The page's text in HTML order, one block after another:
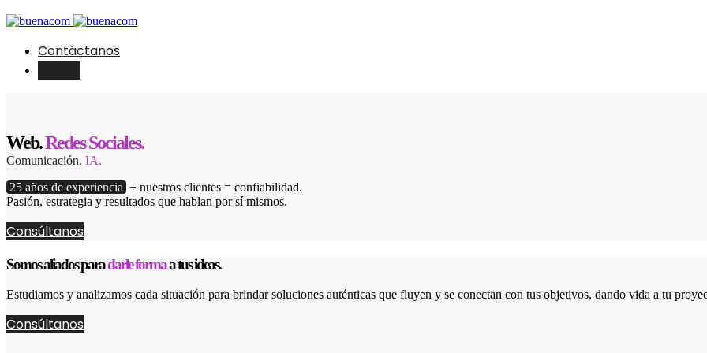
Contáctanos
Web.Redes Sociales.
Comunicación. IA.
25 años de experiencia + nuestros clientes = confiabilidad.
Pasión, estrategia y resultados que hablan por sí mismos.
Consúltanos
Somos aliados paradarle formaa tus ideas.
Estudiamos y analizamos cada situación para brindar soluciones auténticas que fluyen y se conectan con tus objetivos, dando vida a tu
Consúltanos